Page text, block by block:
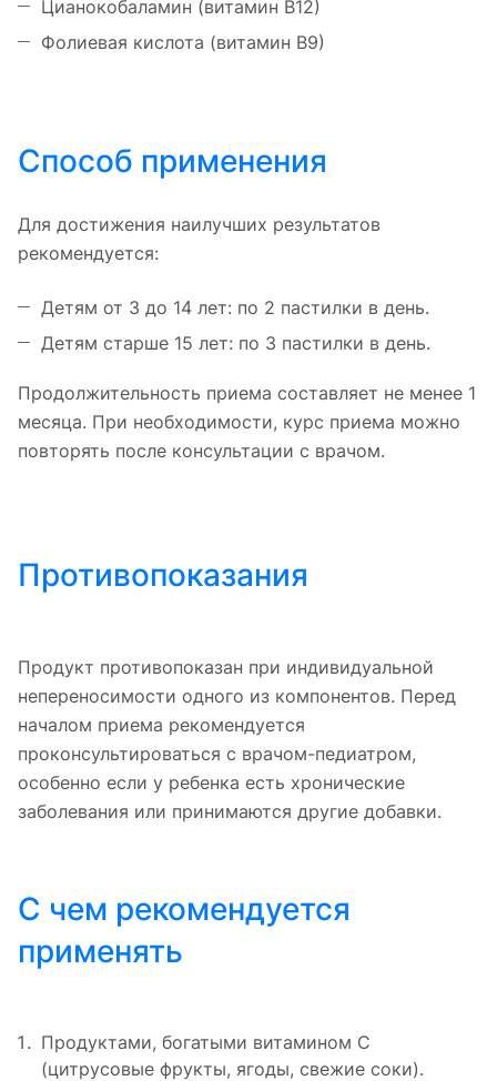
Цианокобаламин (витамин В12)
Фолиевая кислота (витамин В9)
Способ применения
Для достижения наилучших результатов
рекомендуется:
Детям от 3 до 14 лет: по 2 пастилки в день.
Детям старше 15 лет: по 3 пастилки в день.
Продолжительность приема составляет не менее 1
месяца. При необходимости, курс приема можно
повторять после консультации с врачом.
Противопоказания
Продукт противопоказан при индивидуальной
непереносимости одного из компонентов. Перед
началом приема рекомендуется
проконсультироваться с врачом-педиатром,
особенно если у ребенка есть хронические
заболевания или принимаются другие добавки.
С чем рекомендуется
применять
Продуктами, богатыми витамином С
(цитрусовые фрукты, ягоды, свежие соки).